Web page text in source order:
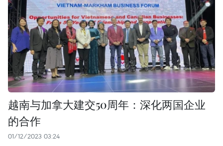
越南与加拿大建交50周年：深化两国企业
的合作
01/12/2023 03:24